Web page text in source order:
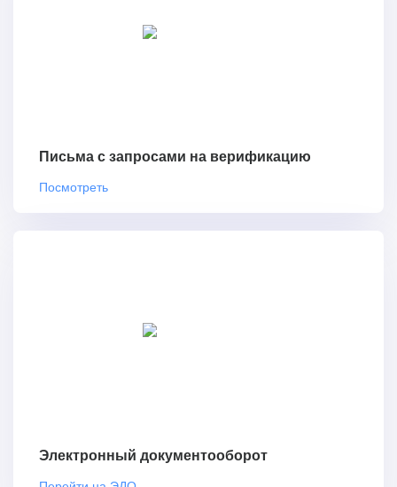
Письма с запросами на верификацию
Посмотреть
Электронный документооборот